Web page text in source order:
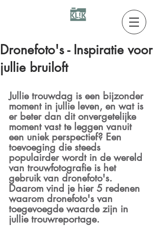
Dronefoto's - Inspiratie voor
jullie bruiloft
Jullie trouwdag is een bijzonder
moment in jullie leven, en wat is
er beter dan dit onvergetelijke
moment vast te leggen vanuit
een uniek perspectief? Een
toevoeging die steeds
populairder wordt in de wereld
van trouwfotografie is het
gebruik van dronefoto's.
Daarom vind je hier 5 redenen
waarom dronefoto's van
toegevoegde waarde zijn in
jullie trouwreportage.